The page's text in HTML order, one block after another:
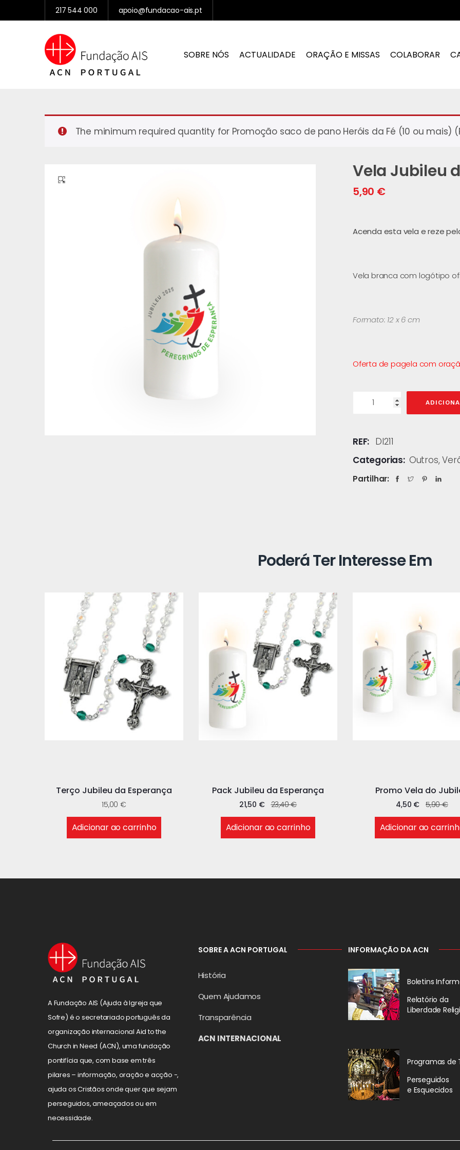
217 544 000 apoio@fundacao-ais.pt
SOBRE NÓS ACTUALIDADE ORAÇÃO E MISSAS COLABORAR
The minimum required quantity for Promoção saco de pano Heróis da Fé (10 ou mais)
🔍 Vela Jubileu
5,90 €
Acenda esta vela e reze
Vela branca com logótipo
Formato: 12 x 6 cm
Oferta de pagela com
REF: DI211
Categorias: Outros,
Partilhar:
Poderá Ter Interesse Em
Terço Jubileu da Esperança
15,00 €
Adicionar ao carrinho
Pack Jubileu da Esperança
23,40€
21,50 €
Adicionar ao carrinho
Promo Vela do
5,90€
4,50 €
Adicionar ao
A Fundação AIS (Ajuda à Igreja que
Sofre) é o secretariado português da
organização internacional Aid to the
Church in Need (ACN), uma fundação
pontifícia que, com base em três
pilares – informação, oração e acção -,
ajuda os Cristãos onde quer que sejam
perseguidos, ameaçados ou em
necessidade.
SOBRE A ACN PORTUGAL
História
Quem Ajudamos
Transparência
ACN INTERNACIONAL
INFORMAÇÃO DA ACN
Boletins
Relatório da
Liberdade
Programas de
Perseguidos
e Esquecidos